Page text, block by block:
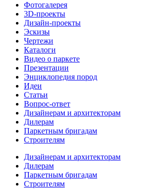
Фотогалерея
3D-проекты
Дизайн-проекты
Эскизы
Чертежи
Каталоги
Видео о паркете
Презентации
Энциклопедия пород
Идеи
Статьи
Вопрос-ответ
Дизайнерам и архитекторам
Дилерам
Паркетным бригадам
Строителям
Дизайнерам и архитекторам
Дилерам
Паркетным бригадам
Строителям